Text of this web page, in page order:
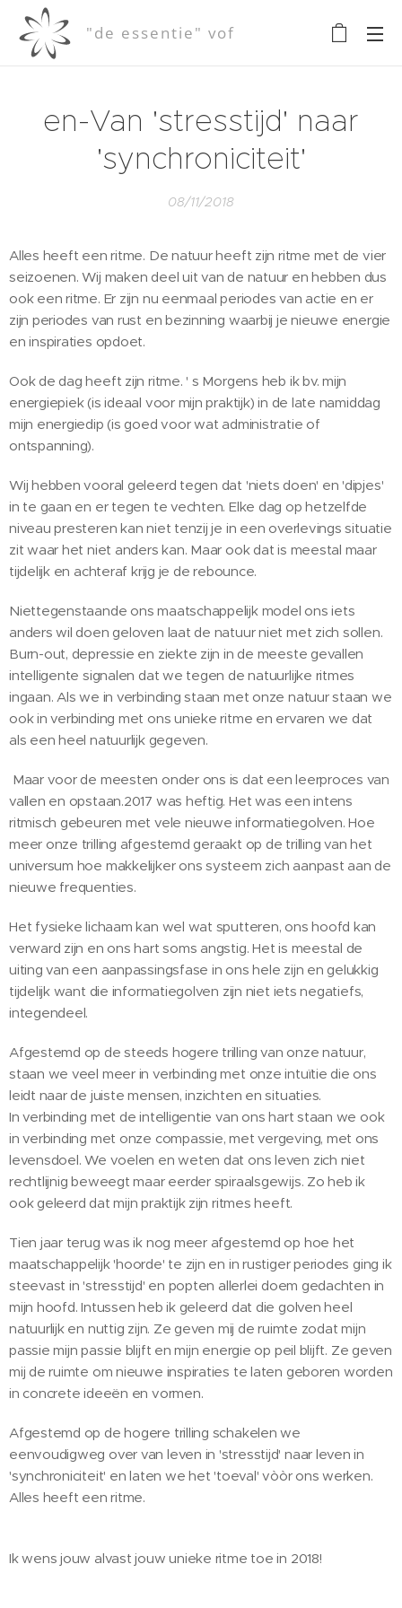
"de essentie" vof
en-Van 'stresstijd' naar
'synchroniciteit'
08/11/2018
Alles heeft een ritme. De natuur heeft zijn ritme met de vier
seizoenen. Wij maken deel uit van de natuur en hebben dus
ook een ritme. Er zijn nu eenmaal periodes van actie en er
zijn periodes van rust en bezinning waarbij je nieuwe energie
en inspiraties opdoet.
Ook de dag heeft zijn ritme. ' s Morgens heb ik bv. mijn
energiepiek (is ideaal voor mijn praktijk) in de late namiddag
mijn energiedip (is goed voor wat administratie of
ontspanning).
Wij hebben vooral geleerd tegen dat 'niets doen' en 'dipjes'
in te gaan en er tegen te vechten. Elke dag op hetzelfde
niveau presteren kan niet tenzij je in een overlevings situatie
zit waar het niet anders kan. Maar ook dat is meestal maar
tijdelijk en achteraf krijg je de rebounce.
Niettegenstaande ons maatschappelijk model ons iets
anders wil doen geloven laat de natuur niet met zich sollen.
Burn-out, depressie en ziekte zijn in de meeste gevallen
intelligente signalen dat we tegen de natuurlijke ritmes
ingaan. Als we in verbinding staan met onze natuur staan we
ook in verbinding met ons unieke ritme en ervaren we dat
als een heel natuurlijk gegeven.
Maar voor de meesten onder ons is dat een leerproces van
vallen en opstaan.2017 was heftig. Het was een intens
ritmisch gebeuren met vele nieuwe informatiegolven. Hoe
meer onze trilling afgestemd geraakt op de trilling van het
universum hoe makkelijker ons systeem zich aanpast aan de
nieuwe frequenties.
Het fysieke lichaam kan wel wat sputteren, ons hoofd kan
verward zijn en ons hart soms angstig. Het is meestal de
uiting van een aanpassingsfase in ons hele zijn en gelukkig
tijdelijk want die informatiegolven zijn niet iets negatiefs,
integendeel.
Afgestemd op de steeds hogere trilling van onze natuur,
staan we veel meer in verbinding met onze intuïtie die ons
leidt naar de juiste mensen, inzichten en situaties.
In verbinding met de intelligentie van ons hart staan we ook
in verbinding met onze compassie, met vergeving, met ons
levensdoel. We voelen en weten dat ons leven zich niet
rechtlijnig beweegt maar eerder spiraalsgewijs. Zo heb ik
ook geleerd dat mijn praktijk zijn ritmes heeft.
Tien jaar terug was ik nog meer afgestemd op hoe het
maatschappelijk 'hoorde' te zijn en in rustiger periodes ging ik
steevast in 'stresstijd' en popten allerlei doem gedachten in
mijn hoofd. Intussen heb ik geleerd dat die golven heel
natuurlijk en nuttig zijn. Ze geven mij de ruimte zodat mijn
passie mijn passie blijft en mijn energie op peil blijft. Ze geven
mij de ruimte om nieuwe inspiraties te laten geboren worden
in concrete ideeën en vormen.
Afgestemd op de hogere trilling schakelen we
eenvoudigweg over van leven in 'stresstijd' naar leven in
'synchroniciteit' en laten we het 'toeval' vòòr ons werken.
Alles heeft een ritme.
Ik wens jouw alvast jouw unieke ritme toe in 2018!